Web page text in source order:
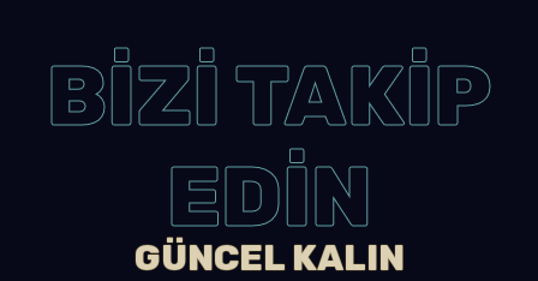
BİZİ TAKİP
EDİN
GÜNCEL KALIN